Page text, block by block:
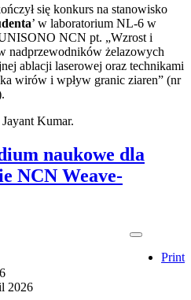
się konkurs na stanowisko
’ w laboratorium NL-6 w
NCN pt. „Wzrost i
nadprzewodników żelazowych
ablacji laserowej oraz technikami
wirów i wpływ granic ziaren” (nr
Kumar.
naukowe dla
NCN Weave-
Print
2026